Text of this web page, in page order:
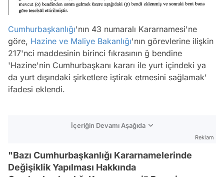
Cumhurbaşkanlığı'nın 43 numaralı Kararnamesi'ne
göre, Hazine ve Maliye Bakanlığı'nın görevlerine ilişkin
217'nci maddesinin birinci fıkrasının ğ bendine
'Hazine'nin Cumhurbaşkanı kararı ile yurt içindeki ya
da yurt dışındaki şirketlere iştirak etmesini sağlamak'
ifadesi eklendi.
İçeriğin Devamı Aşağıda
Reklam
"Bazı Cumhurbaşkanlığı Kararnamelerinde
Değişiklik Yapılması Hakkında